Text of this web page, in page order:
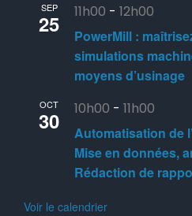
SEP
25 11h00 - 12h00
PowerMill :
simulations
moyens d’usinage
OCT
30 10h00 - 11h00
Automatisation de
Mise en données,
Rédaction de
Voir le calendrier